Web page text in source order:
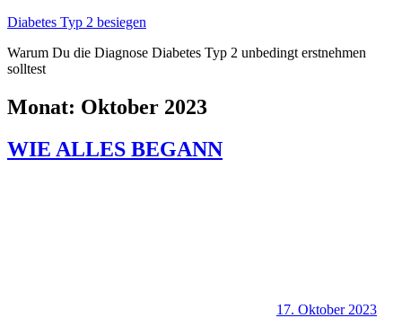
Zum
springen
Diabetes Typ 2 besiegen
Warum Du die Diagnose Diabetes Typ 2 unbedingt erstnehmen
solltest
Monat: Oktober 2023
WIE ALLES BEGANN
17. Oktober 2023